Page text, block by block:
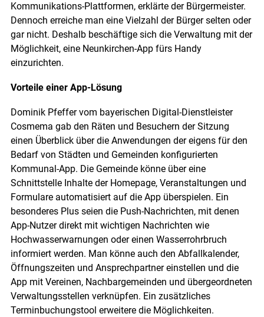
Kommunikations-Plattformen, erklärte der Bürgermeister.
Dennoch erreiche man eine Vielzahl der Bürger selten oder
gar nicht. Deshalb beschäftige sich die Verwaltung mit der
Möglichkeit, eine Neunkirchen-App fürs Handy
einzurichten.
Vorteile einer App-Lösung
Dominik Pfeffer vom bayerischen Digital-Dienstleister
Cosmema gab den Räten und Besuchern der Sitzung
einen Überblick über die Anwendungen der eigens für den
Bedarf von Städten und Gemeinden konfigurierten
Kommunal-App. Die Gemeinde könne über eine
Schnittstelle Inhalte der Homepage, Veranstaltungen und
Formulare automatisiert auf die App überspielen. Ein
besonderes Plus seien die Push-Nachrichten, mit denen
App-Nutzer direkt mit wichtigen Nachrichten wie
Hochwasserwarnungen oder einen Wasserrohrbruch
informiert werden. Man könne auch den Abfallkalender,
Öffnungszeiten und Ansprechpartner einstellen und die
App mit Vereinen, Nachbargemeinden und übergeordneten
Verwaltungsstellen verknüpfen. Ein zusätzliches
Terminbuchungstool erweitere die Möglichkeiten.